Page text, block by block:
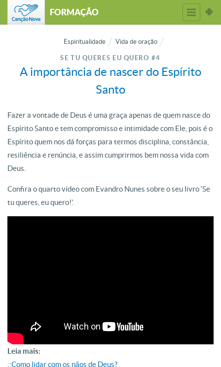
FORMAÇÃO
Espiritualidade Vida de oração
SE TU QUERES EU QUERO #4
A importância de nascer do Espírito
Santo
Fazer a vontade de Deus é uma graça apenas de quem nasce do
Espírito Santo e tem compromisso e intimidade com Ele, pois é o
Espírito quem nos dá forças para termos disciplina, constância,
resiliência e renúncia, e assim cumprirmos bem nossa vida com
Deus.
Confira o quarto vídeo com Evandro Nunes sobre o seu livro ‘Se
tu queres, eu quero!’.
Leia mais:
::Como lidar com os nãos de Deus?